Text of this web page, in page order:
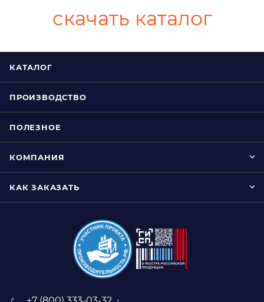
скачать каталог
КАТАЛОГ
ПРОИЗВОДСТВО
ПОЛЕЗНОЕ
КОМПАНИЯ
КАК ЗАКАЗАТЬ